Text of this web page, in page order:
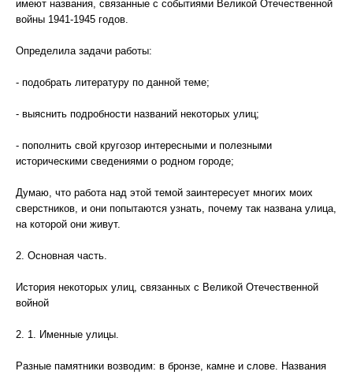
имеют названия, связанные с событиями Великой Отечественной
войны 1941-1945 годов.
Определила задачи работы:
- подобрать литературу по данной теме;
- выяснить подробности названий некоторых улиц;
- пополнить свой кругозор интересными и полезными
историческими сведениями о родном городе;
Думаю, что работа над этой темой заинтересует многих моих
сверстников, и они попытаются узнать, почему так названа улица,
на которой они живут.
2. Основная часть.
История некоторых улиц, связанных с Великой Отечественной
войной
2. 1. Именные улицы.
Разные памятники возводим: в бронзе, камне и слове. Названия